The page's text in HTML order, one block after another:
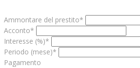
Ammontare del prestito*
Acconto*
Interesse (%)*
Periodo (mese)*
Pagamento